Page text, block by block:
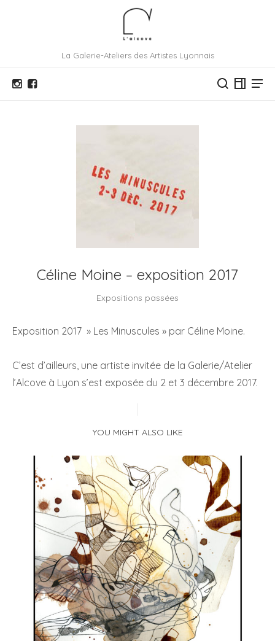
La Galerie-Ateliers des Artistes Lyonnais
Céline Moine – exposition 2017
Expositions passées
Exposition 2017 » Les Minuscules » par Céline Moine.
C’est d’ailleurs, une artiste invitée de la Galerie/Atelier
l’Alcove à Lyon s’est exposée du 2 et 3 décembre 2017.
YOU MIGHT ALSO LIKE